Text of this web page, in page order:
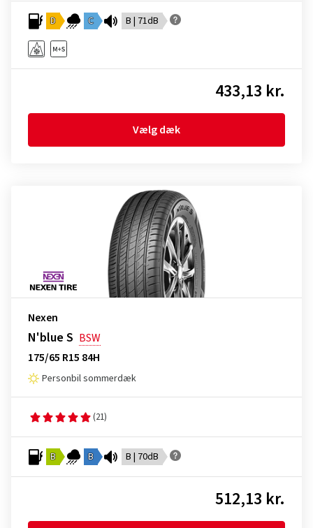
D C B | 71dB
433,13 kr.
Vælg dæk
Nexen
N'blue S BSW
175/65 R15 84H
Personbil sommerdæk
(21)
B B B | 70dB
512,13 kr.